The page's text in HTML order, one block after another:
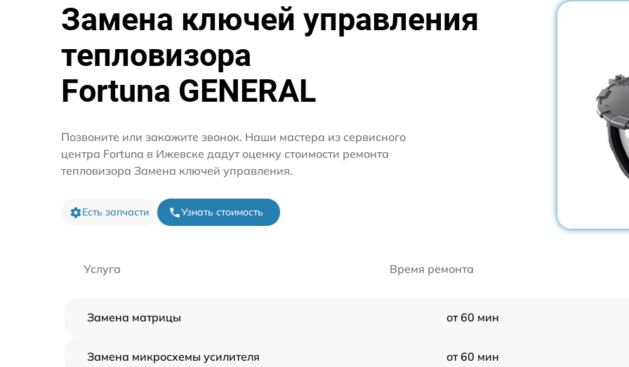
Замена ключей управления
тепловизора
Fortuna GENERAL
Позвоните или закажите звонок. Наши мастера из сервисного
центра Fortuna в Ижевске дадут оценку стоимости ремонта
тепловизора Замена ключей управления.
Есть запчасти Узнать стоимость
Услуга Время ремонта
Замена матрицы от 60 мин
Замена микросхемы усилителя от 60 мин